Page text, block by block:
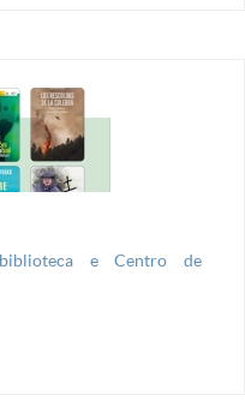
e Centro de